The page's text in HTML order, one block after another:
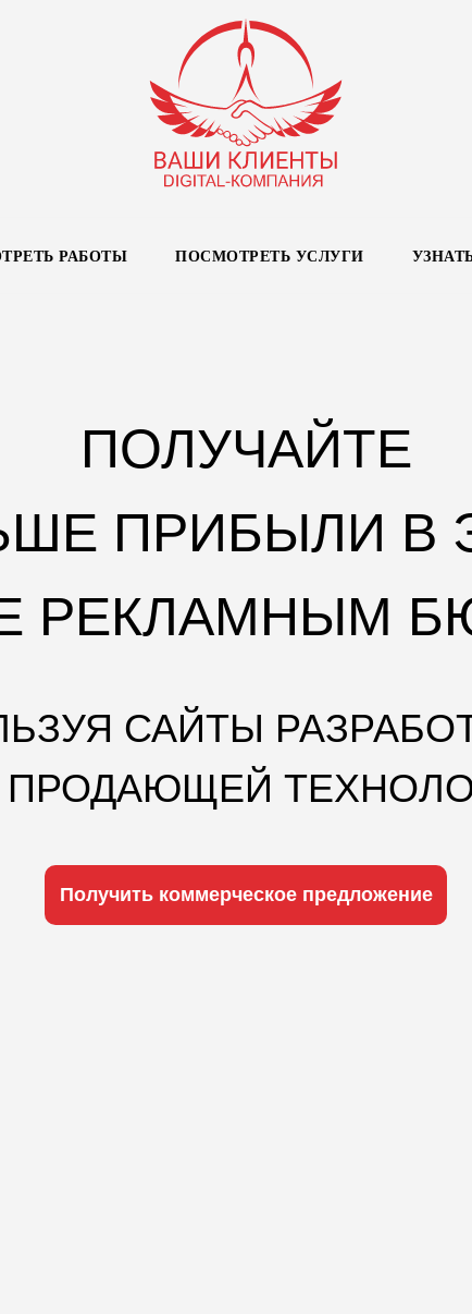
РАБОТЫ ПОСМОТРЕТЬ УСЛУГИ
ПОЛУЧАЙТЕ
ПРИБЫЛИ В
РЕКЛАМНЫМ
Получить коммерческое предложение
САЙТЫ
ПРОДАЮЩЕЙ